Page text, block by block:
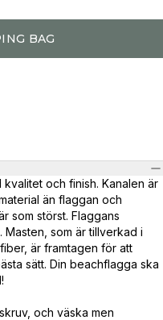
BAG
och finish. Kanalen är
än flaggan och
som störst. Flaggans
som är tillverkad i
är framtagen för att
sätt. Din beachflagga ska
och väska men